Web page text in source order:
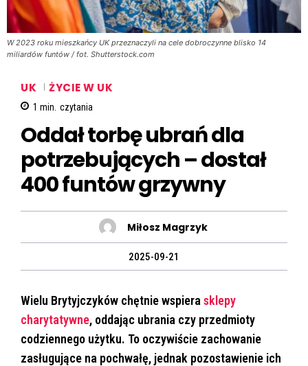
W 2023 roku mieszkańcy UK przeznaczyli na cele dobroczynne blisko 14
miliardów funtów / fot. Shutterstock.com
UK ŻYCIE W UK
1 min. czytania
Oddał torbę ubrań dla
potrzebujących – dostał
400 funtów grzywny
Miłosz Magrzyk
2025-09-21
Wielu Brytyjczyków chętnie wspierasklepy
charytatywne, oddając ubrania czy przedmioty
codziennego użytku. To oczywiście zachowanie
zasługujące na pochwałę, jednak pozostawienie ich